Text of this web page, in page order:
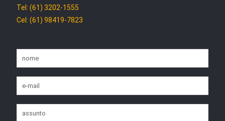
Tel: (61) 3202-1555
Cel: (61) 98419-7823